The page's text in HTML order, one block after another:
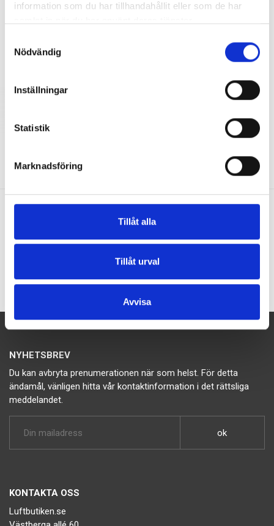
information som du har tillhandahållit eller som de har
Nödvändig
Inställningar
Statistik
Marknadsföring
Tillåt alla
Tillåt urval
Avvisa
Visar 1-1 av 1 objekt
Bevent Rasch
NYHETSBREV
Du kan avbryta prenumerationen när som helst. För detta
ändamål, vänligen hitta vår kontaktinformation i det rättsliga
meddelandet.
KONTAKTA OSS
Luftbutiken.se